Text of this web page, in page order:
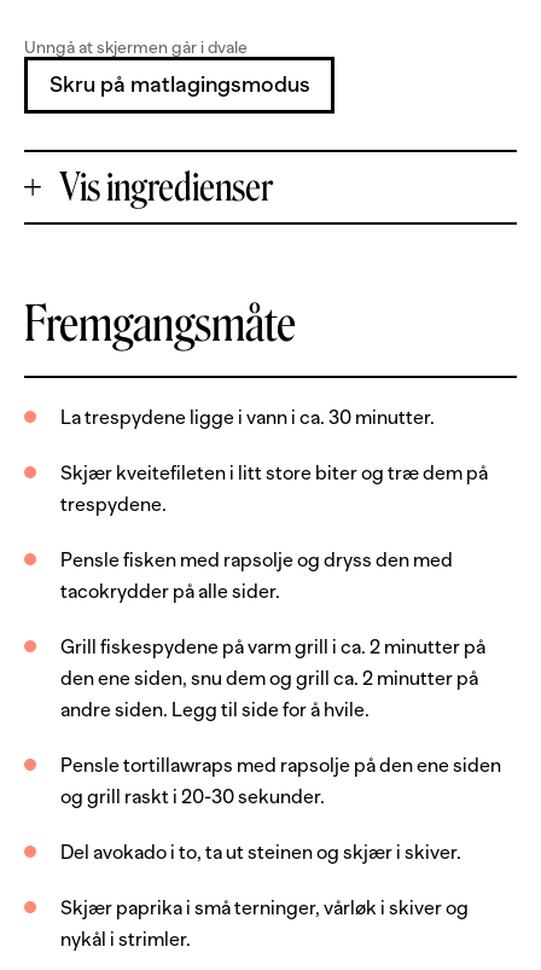
Unngå at skjermen går i dvale
Skru på matlagingsmodus
Vis ingredienser
Porsjoner
800 g
kveitefilet, uten skinn og bein
8 stk
tortillalefser
8 stk
trespyd
Salat
1 stk
paprika, rød
4 stk
vårløk
0.5 stk
spisskål
1 dl
koriander, frisk
Fremgangsmåte
La trespydene ligge i vann i ca. 30 minutter.
Skjær kveitefileten i litt store biter og træ dem på
trespydene.
Pensle fisken med rapsolje og dryss den med
tacokrydder på alle sider.
Grill fiskespydene på varm grill i ca. 2 minutter på
den ene siden, snu dem og grill ca. 2 minutter på
andre siden. Legg til side for å hvile.
Pensle tortillawraps med rapsolje på den ene siden
og grill raskt i 20-30 sekunder.
Del avokado i to, ta ut steinen og skjær i skiver.
Skjær paprika i små terninger, vårløk i skiver og
nykål i strimler.